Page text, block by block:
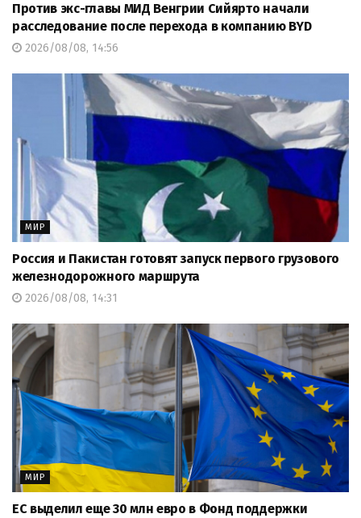
Против экс-главы МИД Венгрии Сийярто начали
расследование после перехода в компанию BYD
2026/08/08, 14:56
МИР
Россия и Пакистан готовят запуск первого грузового
железнодорожного маршрута
2026/08/08, 14:31
МИР
ЕС выделил еще 30 млн евро в Фонд поддержки